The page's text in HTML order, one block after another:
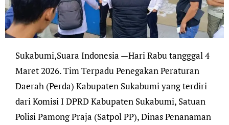
Sukabumi,Suara Indonesia —Hari Rabu tangggal 4
Maret 2026. Tim Terpadu Penegakan Peraturan
Daerah (Perda) Kabupaten Sukabumi yang terdiri
dari Komisi I DPRD Kabupaten Sukabumi, Satuan
Polisi Pamong Praja (Satpol PP), Dinas Penanaman